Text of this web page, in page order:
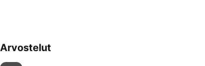
Arvostelut